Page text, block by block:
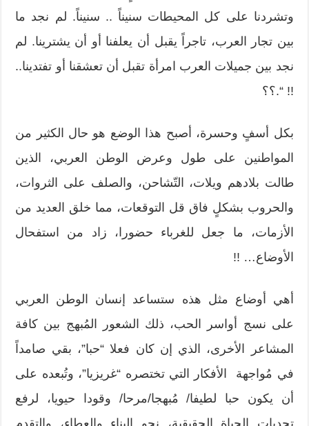
وتشردنا على كل المحيطات سنيناً .. سنيناً. لم نجد ما
بين تجار العرب، تاجراً يقبل أن يعلفنا أو أن يشترينا. لم
نجد بين جميلات العرب امرأة تقبل أن تعشقنا أو تفتدينا..
!! “.؟؟
بكل أسفٍ وحسرة، أصبح هذا الوضع هو حال الكثير من
المواطنين على طول وعرض الوطن العربي، الذين
طالت بلادهم ويلات، التّشاحن، والصلف على الثروات،
والحروب بشكلٍ فاق قل التوقعات، مما خلق العديد من
الأزمات، ما جعل للغرباء حضورا، زاد من استفحال
الأوضاع… !!
أهي أوضاع مثل هذه ستساعد إنسان الوطن العربي
على نسج أواسر الحب، ذلك الشعور المُبهج بين كافة
المشاعر الأخرى، الذي إن كان فعلا “حبا”، بقي صامداً
في مُواجهة الأفكار التي تختصره “غريزيا”، وتُبعده على
أن يكون حبا لطيفا/ مُبهجا/مرحا/ وقودا حيويا، لرفع